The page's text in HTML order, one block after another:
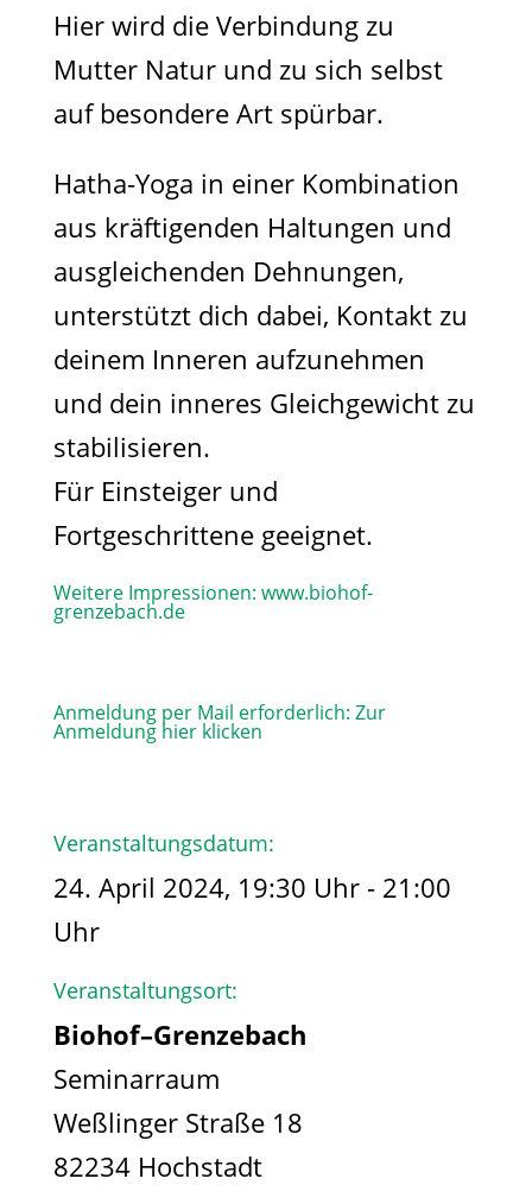
Hier wird die Verbindung zu
Mutter Natur und zu sich selbst
auf besondere Art spürbar.
Hatha-Yoga in einer Kombination
aus kräftigenden Haltungen und
ausgleichenden Dehnungen,
unterstützt dich dabei, Kontakt zu
deinem Inneren aufzunehmen
und dein inneres Gleichgewicht zu
stabilisieren.
Für Einsteiger und
Fortgeschrittene geeignet.
Weitere Impressionen: www.biohof-
grenzebach.de
Anmeldung per Mail erforderlich: Zur
Anmeldung hier klicken
Veranstaltungsdatum:
24. April 2024, 19:30 Uhr - 21:00
Uhr
Veranstaltungsort:
Biohof–Grenzebach
Seminarraum
Weßlinger Straße 18
82234 Hochstadt